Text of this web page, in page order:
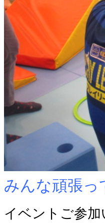
みんな頑張
イベントご参